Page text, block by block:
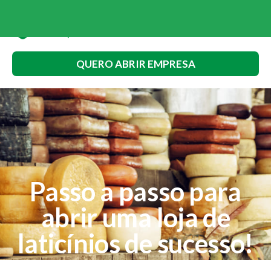
QUERO ABRIR EMPRESA
Passo a passo para
abrir uma loja de
laticínios de sucesso!